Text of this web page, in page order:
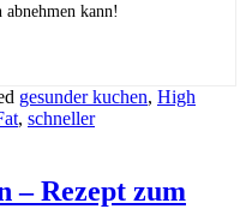
abnehmen kann!
gesunder kuchen, High
, schneller
– Rezept zum